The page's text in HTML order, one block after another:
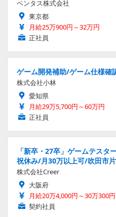
ベンタス株式会社
東京都
月給25万900円～32万円
正社員
ゲーム開発補助/ゲーム仕様確
株式会社小林
愛知県
月給29万5,700円～60万円
正社員
「新卒・27卒」ゲームテス
祝休み/月30万以上可/吹田市
株式会社Creer
大阪府
月給20万4,000円～30万300円
契約社員